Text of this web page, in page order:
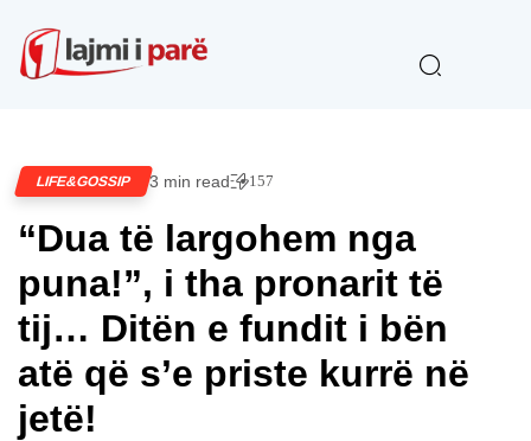
LIFE&GOSSIP 3 min read 157
“Dua të largohem nga
puna!”, i tha pronarit të
tij… Ditën e fundit i bën
atë që s’e priste kurrë në
jetë!